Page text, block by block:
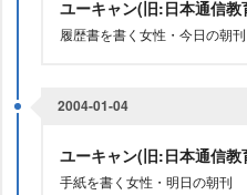
ユーキャン(旧:日本通信教
履歴書を書く女性・今日の朝刊
2004-01-04
ユーキャン(旧:日本通信教
手紙を書く女性・明日の朝刊